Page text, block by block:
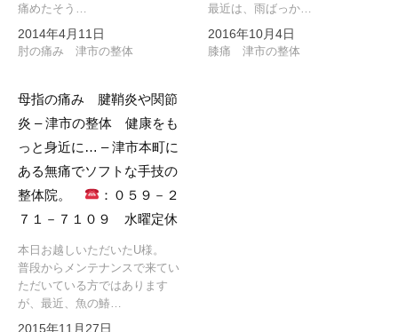
痛めたそう…
2014年4月11日
肘の痛み 津市の整体
最近は、雨ばっか…
2016年10月4日
膝痛 津市の整体
母指の痛み 腱鞘炎や関節
炎 – 津市の整体 健康をも
っと身近に… – 津市本町に
ある無痛でソフトな手技の
整体院。
：０５９－２
７１－７１０９ 水曜定休
本日お越しいただいたU様。
普段からメンテナンスで来てい
ただいている方ではあります
が、最近、魚の鰆…
2015年11月27日